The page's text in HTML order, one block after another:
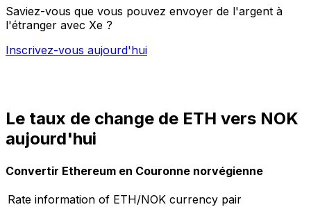
Saviez-vous que vous pouvez envoyer de l'argent à
l'étranger avec Xe ?
Inscrivez-vous aujourd'hui
Le taux de change de ETH vers NOK
aujourd'hui
Convertir Ethereum en Couronne norvégienne
Rate information of ETH/NOK currency pair